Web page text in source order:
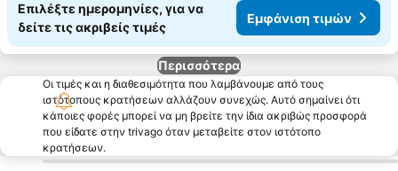
Επιλέξτε ημερομηνίες, για να
δείτε τις ακριβείς τιμές
Εμφάνιση τιμών
Περισσότερα
Οι τιμές και η διαθεσιμότητα που λαμβάνουμε από τους
ιστότοπους κρατήσεων αλλάζουν συνεχώς. Αυτό σημαίνει ότι
κάποιες φορές μπορεί να μη βρείτε την ίδια ακριβώς προσφορά
που είδατε στην trivago όταν μεταβείτε στον ιστότοπο
κρατήσεων.